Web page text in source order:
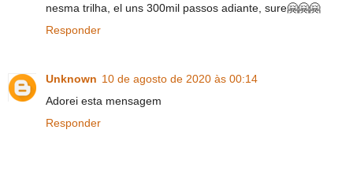
nesma trilha, el uns 300mil passos adiante, sure🤗🤗🤗
Responder
Unknown 10 de agosto de 2020 às 00:14
Adorei esta mensagem
Responder